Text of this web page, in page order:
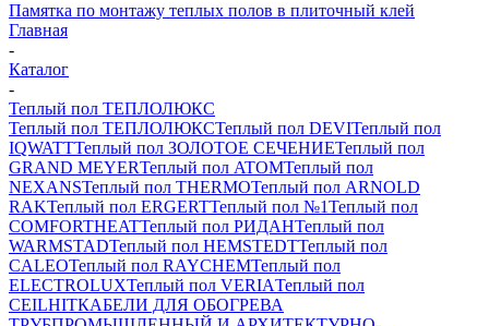
Памятка по монтажу теплых полов в плиточный клей
Главная
-
Каталог
-
Теплый пол ТЕПЛОЛЮКС
Теплый пол ТЕПЛОЛЮКСТеплый пол DEVIТеплый пол
IQWATTТеплый пол ЗОЛОТОЕ СЕЧЕНИЕТеплый пол
GRAND MEYERТеплый пол ATOMТеплый пол
NEXANSТеплый пол THERMOТеплый пол ARNOLD
RAKТеплый пол ERGERTТеплый пол №1Теплый пол
COMFORTHEATТеплый пол РИДАНТеплый пол
WARMSTADТеплый пол HEMSTEDTТеплый пол
CALEOТеплый пол RAYCHEMТеплый пол
ELECTROLUXТеплый пол VERIAТеплый пол
CEILHITКАБЕЛИ ДЛЯ ОБОГРЕВА